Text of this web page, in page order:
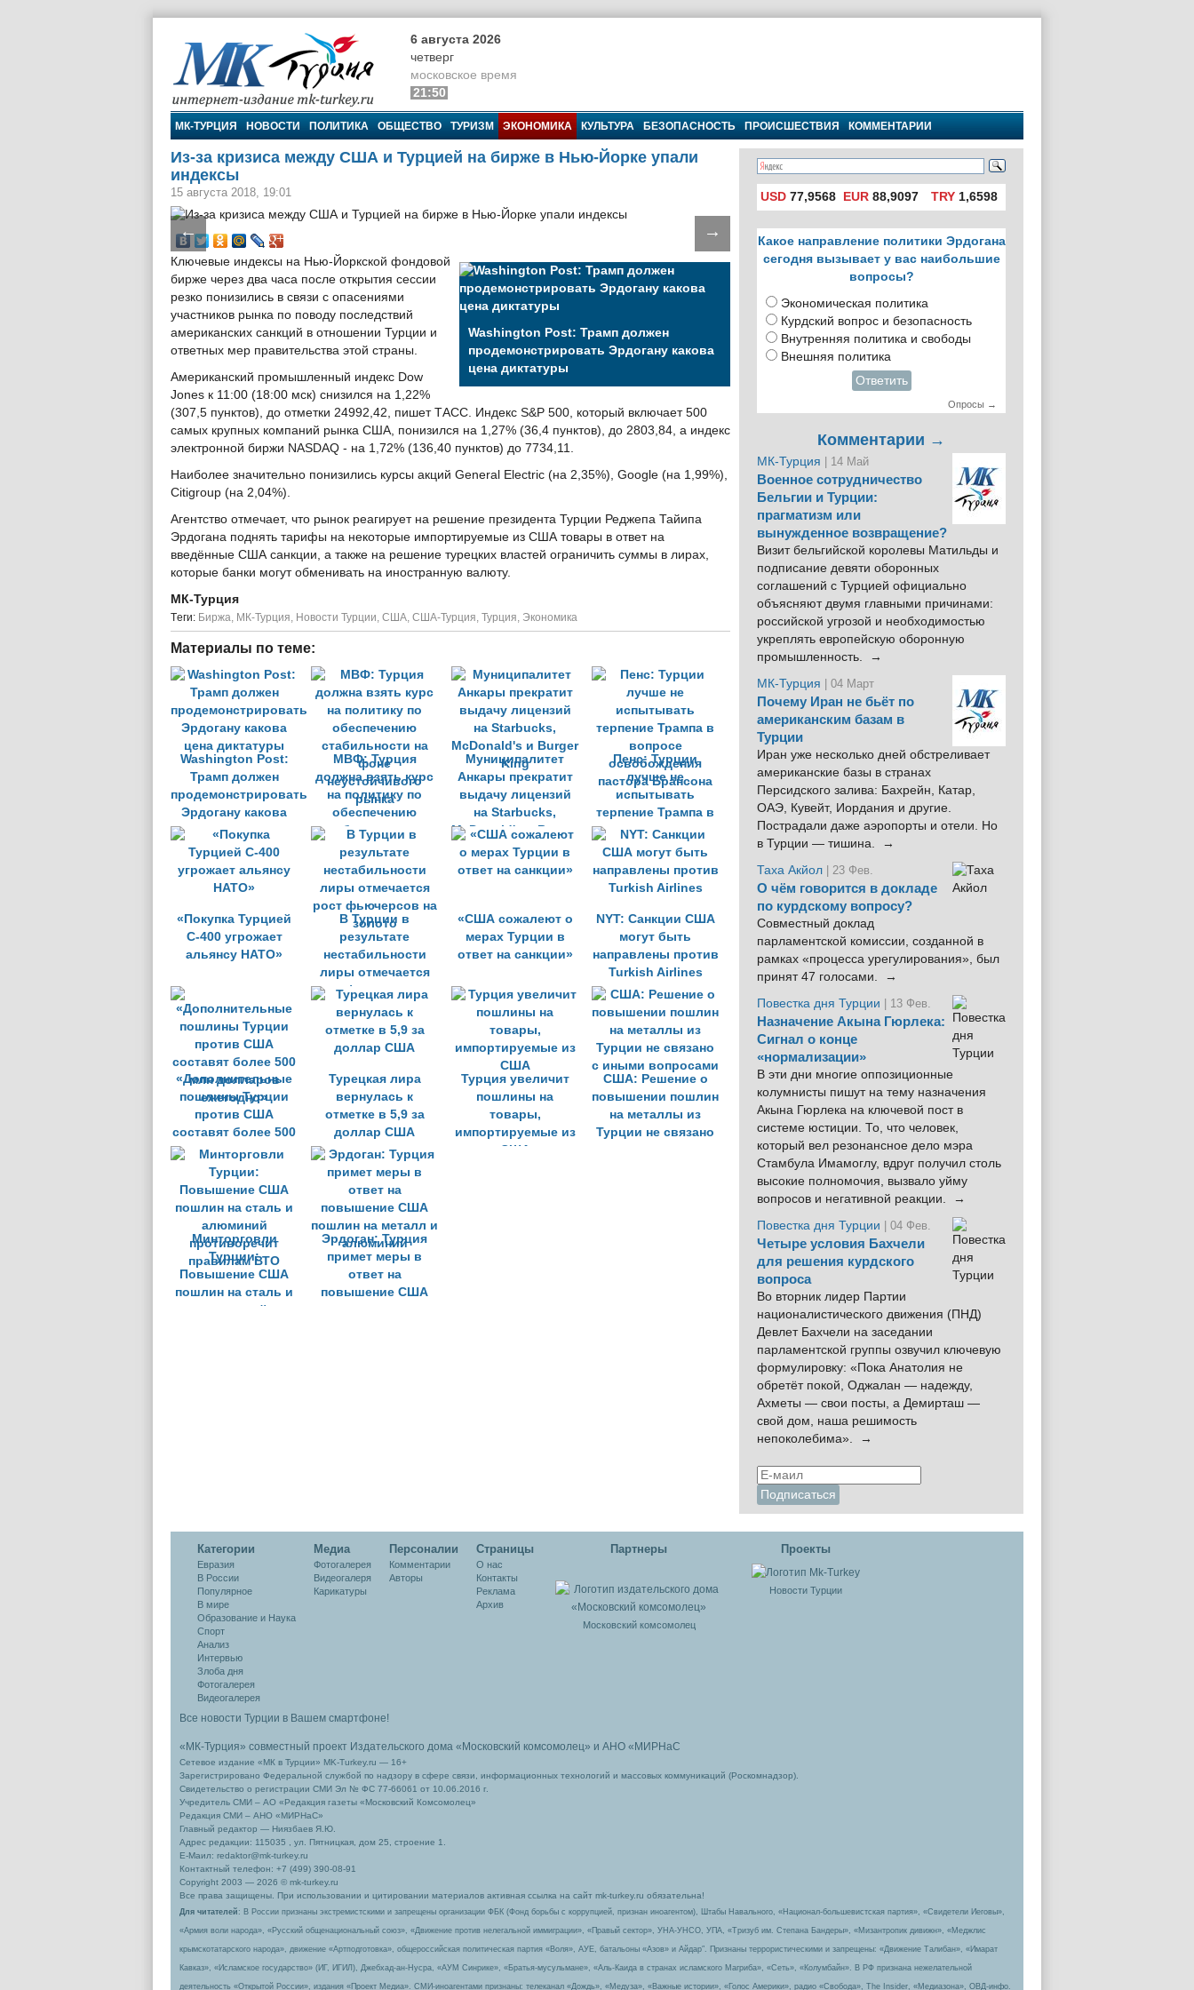
МК-Турция
6 августа 2026
четверг
московское время
21:50
МК-ТУРЦИЯ НОВОСТИ ПОЛИТИКА ОБЩЕСТВО ТУРИЗМ ЭКОНОМИКА КУЛЬТУРА БЕЗОПАСНОСТЬ ПРОИСШЕСТВИЯ КОММЕНТАРИИ
Из-за кризиса между США и Турцией на бирже в Нью-Йорке упали
индексы
15 августа 2018, 19:01
← →
Washington Post: Трамп должен
продемонстрировать Эрдогану какова
цена диктатуры
Ключевые индексы на Нью-Йоркской фондовой
бирже через два часа после открытия сессии
резко понизились в связи с опасениями
участников рынка по поводу последствий
американских санкций в отношении Турции и
ответных мер правительства этой страны.
Американский промышленный индекс Dow
Jones к 11:00 (18:00 мск) снизился на 1,22%
(307,5 пунктов), до отметки 24992,42, пишет ТАСС. Индекс S&P 500, который включает 500
самых крупных компаний рынка США, понизился на 1,27% (36,4 пунктов), до 2803,84, а индекс
электронной биржи NASDAQ - на 1,72% (136,40 пунктов) до 7734,11.
Наиболее значительно понизились курсы акций General Electric (на 2,35%), Google (на 1,99%),
Citigroup (на 2,04%).
Агентство отмечает, что рынок реагирует на решение президента Турции Реджепа Тайипа
Эрдогана поднять тарифы на некоторые импортируемые из США товары в ответ на
введённые США санкции, а также на решение турецких властей ограничить суммы в лирах,
которые банки могут обменивать на иностранную валюту.
МК-Турция
Tеги: Биржа, МК-Турция, Новости Турции, США, США-Турция, Турция, Экономика
Материалы по теме:
Washington Post:
Трамп должен
продемонстрировать
Эрдогану какова
цена диктатуры
МВФ: Турция
должна взять курс
на политику по
обеспечению
стабильности на
фоне
неустойчивого
рынка
Муниципалитет
Анкары прекратит
выдачу лицензий
на Starbucks,
McDonald's и Burger
King
Пенс: Турции
лучше не
испытывать
терпение Трампа в
вопросе
освобождения
пастора Брансона
«Покупка Турцией
С-400 угрожает
альянсу НАТО»
В Турции в
результате
нестабильности
лиры отмечается
рост фьючерсов на
золото
«США сожалеют о
мерах Турции в
ответ на санкции»
NYT: Санкции США
могут быть
направлены против
Turkish Airlines
«Дополнительные
пошлины Турции
против США
составят более 500
млн долларов
ежегодно»
Турецкая лира
вернулась к
отметке в 5,9 за
доллар США
Турция увеличит
пошлины на
товары,
импортируемые из
США
США: Решение о
повышении пошлин
на металлы из
Турции не связано
Минторговли
Турции:
Повышение США
пошлин на сталь и
алюминий
Эрдоган: Турция
примет меры в
ответ на
повышение США
USD 77,9568 EUR 88,9097 TRY1,6598
Какое направление политики Эрдогана
сегодня вызывает у вас наибольшие
вопросы?
Экономическая политика
Курдский вопрос и безопасность
Внутренняя политика и свободы
Внешняя политика
Ответить
Опросы →
Комментарии →
МК-Турция | 14 Май
Военное сотрудничество
Бельгии и Турции:
прагматизм или
вынужденное возвращение?
Визит бельгийской королевы Матильды и
подписание девяти оборонных
соглашений с Турцией официально
объясняют двумя главными причинами:
российской угрозой и необходимостью
укреплять европейскую оборонную
промышленность. →
МК-Турция
| 04 Март
Почему Иран не бьёт по
американским базам в
Турции
Иран уже несколько дней обстреливает
американские базы в странах
Персидского залива: Бахрейн, Катар,
ОАЭ, Кувейт, Иордания и другие.
Пострадали даже аэропорты и отели. Но
в Турции — тишина. →
Таха Акйол | 23 Фев.
О чём говорится в докладе
по курдскому вопросу?
Совместный доклад
парламентской комиссии, созданной в
рамках «процесса урегулирования», был
принят 47 голосами. →
Повестка дня Турции
| 13 Фев.
Назначение Акына Гюрлека:
Сигнал о конце
«нормализации»
В эти дни многие оппозиционные
колумнисты пишут на тему назначения
Акына Гюрлека на ключевой пост в
системе юстиции. То, что человек,
который вел резонансное дело мэра
Стамбула Имамоглу, вдруг получил столь
высокие полномочия, вызвало уйму
вопросов и негативной реакции. →
Повестка дня Турции
| 04 Фев.
Четыре условия Бахчели
для решения курдского
вопроса
Во вторник лидер Партии
националистического движения (ПНД)
Девлет Бахчели на заседании
парламентской группы озвучил ключевую
формулировку: «Пока Анатолия не
обретёт покой, Оджалан — надежду,
Ахметы — свои посты, а Демирташ —
свой дом, наша решимость
непоколебима». →
Категории
Евразия
В России
Популярное
В мире
Образование и Наука
Спорт
Анализ
Интервью
Злоба дня
Фотогалерея
Видеогалерея
Медиа
Фотогалерея
Видеогалеря
Карикатуры
Персоналии
Комментарии
Авторы
Cтраницы
О нас
Контакты
Реклама
Архив
Партнеры
Московский комсомолец
Проекты
Новости Турции
Все новости Турции в Вашем смартфоне!
«МК-Турция» совместный проект Издательского дома «Московский комсомолец» и АНО «МИРНаС
Сетевое издание «МК в Турции» MK-Turkey.ru — 16+
Зарегистрировано Федеральной службой по надзору в сфере связи, информационных технологий и массовых коммуникаций (Роскомнадзор).
Свидетельство о регистрации СМИ Эл № ФС 77-66061 от 10.06.2016 г.
Учредитель СМИ – АО «Редакция газеты «Московский Комсомолец»
Редакция СМИ – АНО «МИРНаС»
Главный редактор — Ниязбаев Я.Ю.
Адрес редакции: 115035 , ул. Пятницкая, дом 25, строение 1.
Е-Маил: redaktor@mk-turkey.ru
Контактный телефон: +7 (499) 390-08-91
Copyright 2003 — 2026 © mk-turkey.ru
Все права защищены. При использовании и цитировании материалов активная ссылка на сайт mk-turkey.ru обязательна!
Для читателей : В России признаны экстремистскими и запрещены организации ФБК (Фонд борьбы с коррупцией, признан иноагентом), Штабы Навального, «Национал-большевистская партия», «Свидетели Иеговы»,
«Армия воли народа», «Русский общенациональный союз», «Движение против нелегальной иммиграции», «Правый сектор», УНА-УНСО, УПА, «Тризуб им. Степана Бандеры», «Мизантропик дивижн», «Меджлис
крымскотатарского народа», движение «Артподготовка», общероссийская политическая партия «Воля», АУЕ, батальоны «Азов» и Айдар″. Признаны террористическими и запрещены: «Движение Талибан», «Имарат
Кавказ», «Исламское государство» (ИГ, ИГИЛ), Джебхад-ан-Нусра, «АУМ Синрике», «Братья-мусульмане», «Аль-Каида в странах исламского Магриба», «Сеть», «Колумбайн». В РФ признана нежелательной
деятельность «Открытой России», издания «Проект Медиа». СМИ-иноагентами признаны: телеканал «Дождь», «Медуза», «Важные истории», «Голос Америки», радио «Свобода», The Insider, «Медиазона», ОВД-инфо.